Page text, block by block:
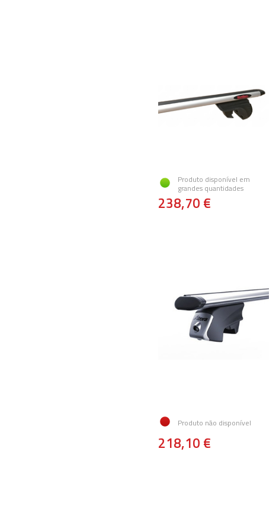
Produto disponível em
grandes quantidades
238,70 €
Produto não disponível
218,10 €